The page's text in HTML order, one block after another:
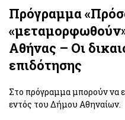
Πρόγραμμα
«μεταμορφωθούν»
Αθήνας – Οι
επιδότησης
Στο πρόγραμμα μπορούν να
εντός του Δήμου Αθηναίων.